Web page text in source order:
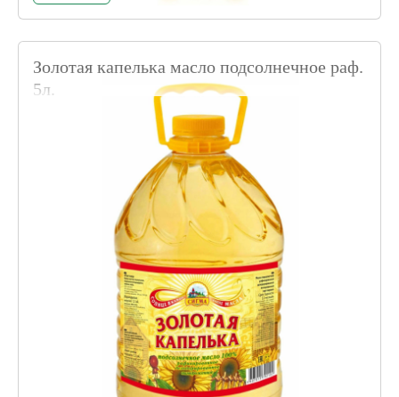
Золотая капелька масло подсолнечное раф.
5л.
Код товара 020660